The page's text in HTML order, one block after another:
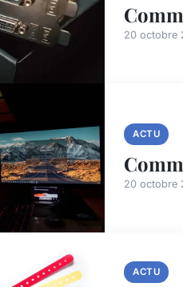
20 octobre
ACTU
20 octobre
ACTU